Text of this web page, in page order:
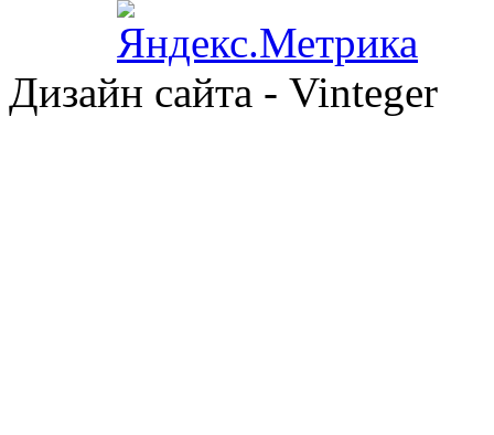
Дизайн сайта - Vinteger